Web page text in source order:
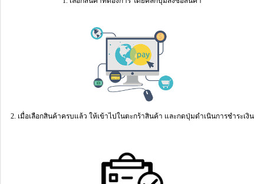
2. เมื่อเลือกสินค้าครบแล้ว ให้เข้าไปในตะกร้าสินค้า และกดปุ่มดำเนินการชำระเงิน